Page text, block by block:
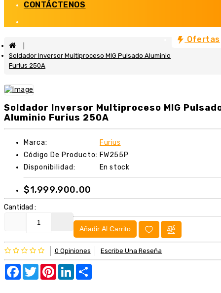
Mostrar Todo Maquinaria
Automatismos
CONTÁCTENOS
Ofertas
Soldador Inversor Multiproceso MIG Pulsado Aluminio
Furius 250A
Soldador Inversor Multiproceso MIG
Aluminio Furius 250A
Marca:
Furius
Código De Producto: FW255P
Disponibilidad:
En stock
$1,999,900.00
Cantidad :
Añadir Al Carrito
0 Opiniones Escribe Una Reseña
Facebook
TwitterPinterestLinkedIn